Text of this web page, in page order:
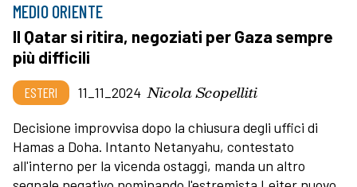
MEDIO ORIENTE
Il Qatar si ritira, negoziati per Gaza sempre
più difficili
ESTERI 11_11_2024 Nicola Scopelliti
Decisione improvvisa dopo la chiusura degli uffici di
Hamas a Doha. Intanto Netanyahu, contestato
all'interno per la vicenda ostaggi, manda un altro